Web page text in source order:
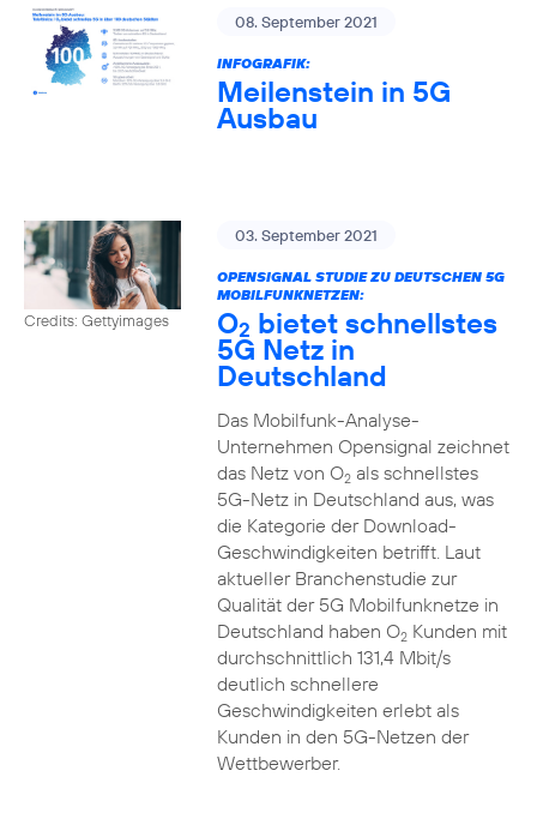
08. September 2021
INFOGRAFIK:
Meilenstein in 5G
Ausbau
Credits: Gettyimages
03. September 2021
OPENSIGNAL STUDIE ZU DEUTSCHEN 5G
MOBILFUNKNETZEN:
O2 bietet schnellstes
5G Netz in
Deutschland
Das Mobilfunk-Analyse-
Unternehmen Opensignal zeichnet
das Netz von O2als schnellstes
5G-Netz in Deutschland aus, was
die Kategorie der Download-
Geschwindigkeiten betrifft. Laut
aktueller Branchenstudie zur
Qualität der 5G Mobilfunknetze in
Deutschland haben O2Kunden mit
durchschnittlich 131,4 Mbit/s
deutlich schnellere
Geschwindigkeiten erlebt als
Kunden in den 5G-Netzen der
Wettbewerber.